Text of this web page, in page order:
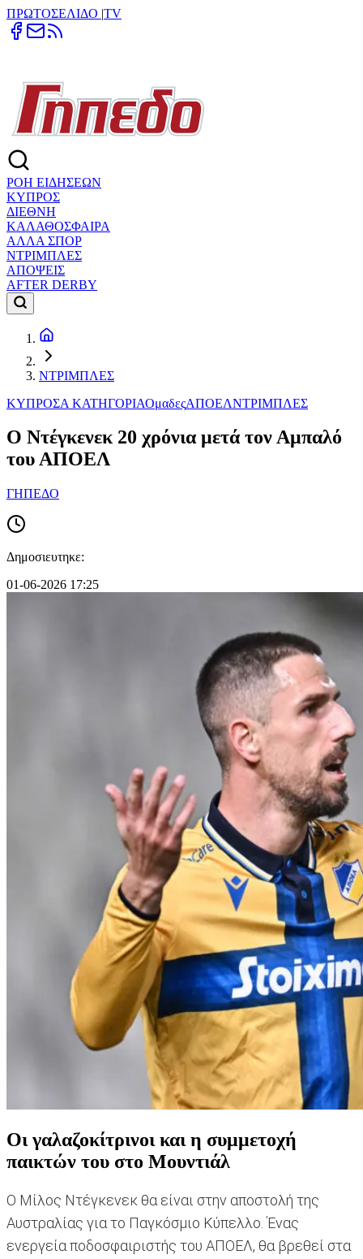
ΠΡΩΤΟΣΕΛΙΔΟ |TV
ΡΟΗ ΕΙΔΗΣΕΩΝ
ΚΥΠΡΟΣ
ΔΙΕΘΝΗ
ΚΑΛΑΘΟΣΦΑΙΡΑ
ΑΛΛΑ ΣΠΟΡ
ΝΤΡΙΜΠΛΕΣ
ΑΠΟΨΕΙΣ
AFTER DERBY
ΝΤΡΙΜΠΛΕΣ
ΚΥΠΡΟΣΑ ΚΑΤΗΓΟΡΙΑΟμαδεςΑΠΟΕΛΝΤΡΙΜΠΛΕΣ
O Nτέγκενεκ 20 χρόνια μετά τον Αμπαλό
του ΑΠΟΕΛ
ΓΗΠΕΔΟ
Δημοσιευτηκε:
01-06-2026 17:25
Οι γαλαζοκίτρινοι και η συμμετοχή
παικτών του στο Μουντιάλ
O Mίλος Ντέγκενεκ θα είναι στην αποστολή της
Αυστραλίας για το Παγκόσμιο Κύπελλο. Ένας
ενεργεία ποδοσφαιριστής του ΑΠΟΕΛ, θα βρεθεί στα